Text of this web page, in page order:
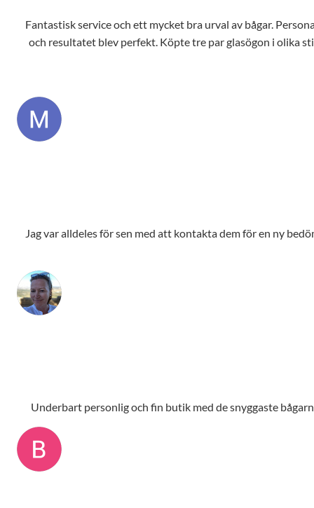
Fantastisk service och ett mycket bra urval av bågar.
och resultatet blev perfekt. Köpte tre par glasögon i olika
Jag var alldeles för sen med att kontakta dem för en ny
Underbart personlig och fin butik med de snyggaste